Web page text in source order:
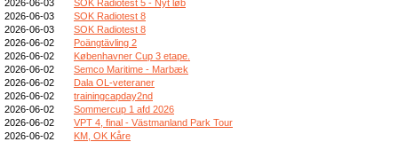
2026-06-03
SOK Radiotest 5 - Nyt løb
2026-06-03
SOK Radiotest 8
2026-06-03
SOK Radiotest 8
2026-06-02
Poängtävling 2
2026-06-02
Københavner Cup 3 etape.
2026-06-02
Semco Maritime - Marbæk
2026-06-02
Dala OL-veteraner
2026-06-02
trainingcapday2nd
2026-06-02
Sommercup 1 afd 2026
2026-06-02
VPT 4, final - Västmanland Park Tour
2026-06-02
KM, OK Kåre